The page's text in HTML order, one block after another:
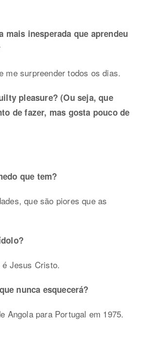
mais inesperada que aprendeu
me surpreender todos os dias.
pleasure? (Ou seja, que
de fazer, mas gosta pouco de
que tem?
que são piores que as
Jesus Cristo.
nunca esquecerá?
Angola para Portugal em 1975.